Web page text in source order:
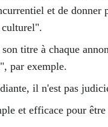
et de
culturel".
titre à chaque
par exemple.
il n'est pas
et efficace pour